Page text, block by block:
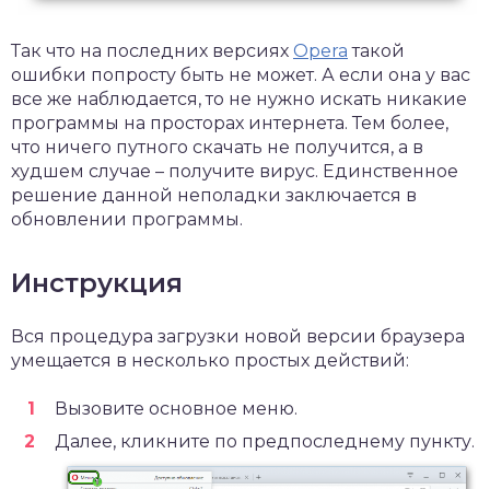
Так что на последних версиях Opera такой
ошибки попросту быть не может. А если она у вас
все же наблюдается, то не нужно искать никакие
программы на просторах интернета. Тем более,
что ничего путного скачать не получится, а в
худшем случае – получите вирус. Единственное
решение данной неполадки заключается в
обновлении программы.
Инструкция
Вся процедура загрузки новой версии браузера
умещается в несколько простых действий:
Вызовите основное меню.
Далее, кликните по предпоследнему пункту.